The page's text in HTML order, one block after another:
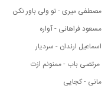
مصطفی میری - تو ولی باور نکن
مسعود فراهانی - آواره
اسماعیل ارندان - سردیار
مرتضی باب - ممنونم ازت
مانی - کجایی